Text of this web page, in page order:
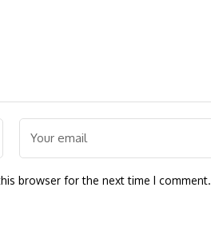
browser for the next time I comment.